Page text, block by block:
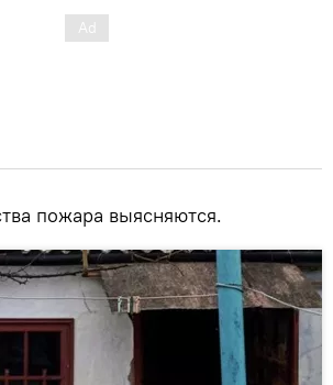
пожара выясняются.